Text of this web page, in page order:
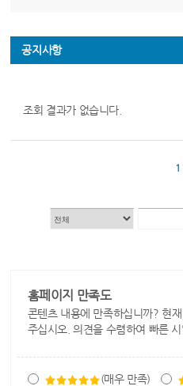
공지사항
조회 결과가 없습니다.
1
홈페이지 만족도
콘텐츠 내용에 만족하십니까? 현
주십시오. 의견을 수렴하여 빠른
(매우 만족)